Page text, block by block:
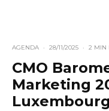
AGENDA · 28/11/2025 · 2 MIN
CMO
Marketing